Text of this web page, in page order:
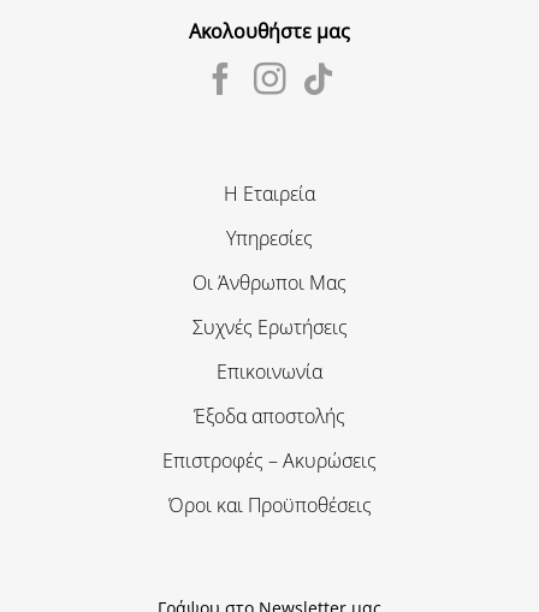
Ακολουθήστε μας
Η Εταιρεία
Υπηρεσίες
Οι Άνθρωποι Μας
Συχνές Ερωτήσεις
Επικοινωνία
Έξοδα αποστολής
Επιστροφές – Ακυρώσεις
Όροι και Προϋποθέσεις